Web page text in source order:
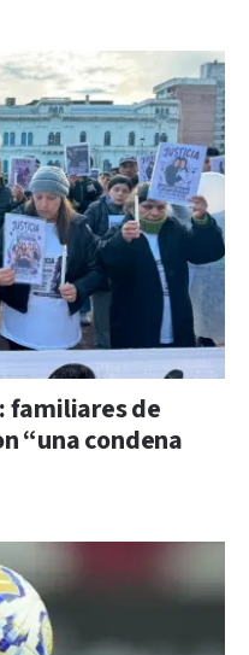
familiares de
“una condena